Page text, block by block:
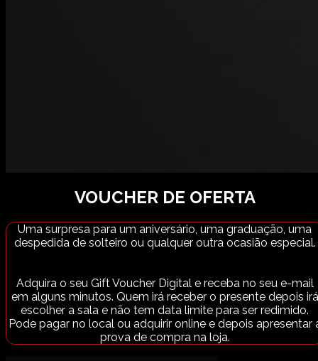
VOUCHER DE OFERTA
Uma surpresa para um aniversário, uma graduação, uma
despedida de solteiro ou qualquer outra ocasião especial.
Adquira o seu Gift Voucher Digital e receba no seu e-mail
em alguns minutos. Quem irá receber o presente depois irá
escolher a sala e não tem data limite para ser redimido.
Pode pagar no local ou adquirir online e depois apresentar
prova de compra na loja.